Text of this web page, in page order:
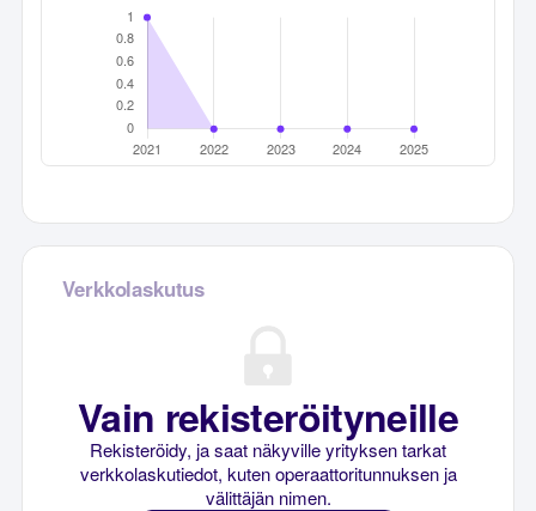
Verkkolaskutus
Vain rekisteröityneille
Rekisteröidy, ja saat näkyville yrityksen tarkat
verkkolaskutiedot, kuten operaattoritunnuksen ja
välittäjän nimen.